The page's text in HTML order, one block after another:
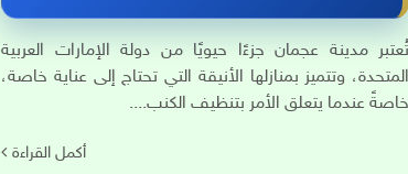
تُعتبر مدينة عجمان جزءًا حيويًا من دولة الإمارات العربية
المتحدة، وتتميز بمنازلها الأنيقة التي تحتاج إلى عناية خاصة،
خاصةً عندما يتعلق الأمر بتنظيف الكنب....
أكمل القراءة